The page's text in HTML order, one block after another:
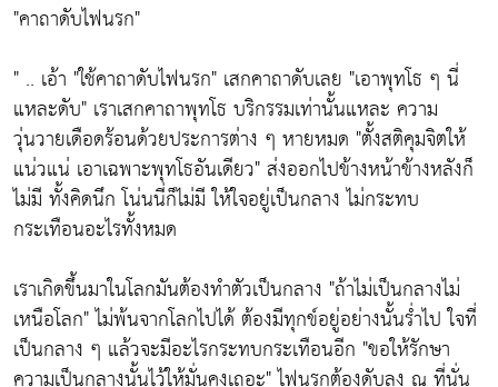
"คาถาดับไฟนรก"
" .. เอ้า "ใช้คาถาดับไฟนรก" เสกคาถาดับเลย "เอาพุทโธ ๆ นี่
แหละดับ" เราเสกคาถาพุทโธ บริกรรมเท่านั้นแหละ ความ
วุ่นวายเดือดร้อนด้วยประการต่าง ๆ หายหมด "ตั้งสติคุมจิตให้
แน่วแน่ เอาเฉพาะพุทโธอันเดียว"ส่งออกไปข้างหน้าข้างหลังก็
ไม่มี ทั้งคิดนึก โน่นนี่ก็ไม่มี ให้ใจอยู่เป็นกลาง ไม่กระทบ
กระเทือนอะไรทั้งหมด
เราเกิดขึ้นมาในโลกมันต้องทำตัวเป็นกลาง "ถ้าไม่เป็นกลางไม่
เหนือโลก"ไม่พ้นจากโลกไปได้ ต้องมีทุกข์อยู่อย่างนั้นร่ำไป ใจที่
เป็นกลาง ๆ แล้วจะมีอะไรกระทบกระเทือนอีก "ขอให้รักษา